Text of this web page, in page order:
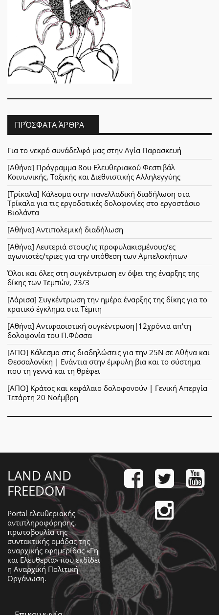
ΠΡΌΣΦΑΤΑ ΆΡΘΡΑ
Για το νεκρό συνάδελφό μας στην Αγία Παρασκευή
[Αθήνα] Πρόγραμμα 8ου Ελευθεριακού Φεστιβάλ
Κοινωνικής, Ταξικής και Διεθνιστικής Αλληλεγγύης
[Τρίκαλα] Κάλεσμα στην πανελλαδική διαδήλωση στα
Τρίκαλα για τις εργοδοτικές δολοφονίες στο εργοστάσιο
Βιολάντα
[Αθήνα] Αντιπολεμική διαδήλωση
[Αθήνα] Λευτεριά στους/ις προφυλακισμένους/ες
αγωνιστές/τριες για την υπόθεση των Αμπελοκήπων
Όλοι και όλες στη συγκέντρωση εν όψει της έναρξης της
δίκης των Τεμπών, 23/3
[Λάρισα] Συγκέντρωση την ημέρα έναρξης της δίκης για το
κρατικό έγκλημα στα Τέμπη
[Αθήνα] Αντιφασιστική συγκέντρωση|12χρόνια απ'τη
δολοφονία του Π.Φύσσα
[ΑΠΟ] Κάλεσμα στις διαδηλώσεις για την 25Ν σε Αθήνα και
Θεσσαλονίκη | Ενάντια στην έμφυλη βια και το σύστημα
που τη γεννά και τη θρέφει
[ΑΠΟ] Κράτος και κεφάλαιο δολοφονούν | Γενική Απεργία
Τετάρτη 20 Νοέμβρη
LAND AND
FREEDOM
Portal ελευθεριακής
αντιπληροφόρησης,
πρωτοβουλία της
συντακτικής ομάδας της
αναρχικής εφημερίδας «Γη
και Ελευθερία» που εκδίδει
η Αναρχική Πολιτική
Οργάνωση.